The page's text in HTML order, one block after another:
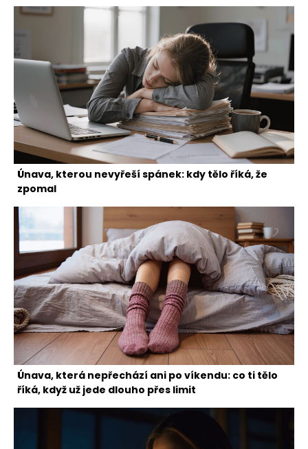
Únava, kterou nevyřeší spánek: kdy tělo říká, že
zpomal
Únava, která nepřechází ani po víkendu: co ti tělo
říká, když už jede dlouho přes limit